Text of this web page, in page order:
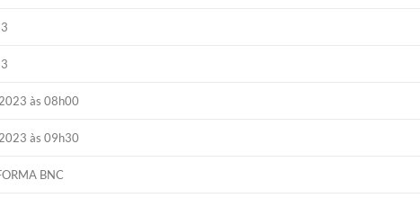
às 08h00
às 09h30
BNC